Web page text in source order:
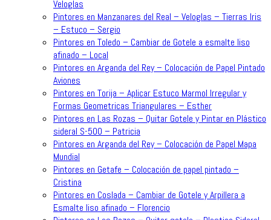
Veloglas
Pintores en Manzanares del Real – Veloglas – Tierras Iris
– Estuco – Sergio
Pintores en Toledo – Cambiar de Gotele a esmalte liso
afinado – Local
Pintores en Arganda del Rey – Colocación de Papel Pintado
Aviones
Pintores en Torija – Aplicar Estuco Marmol Irregular y
Formas Geometricas Triangulares – Esther
Pintores en Las Rozas – Quitar Gotele y Pintar en Plástico
sideral S-500 – Patricia
Pintores en Arganda del Rey – Colocación de Papel Mapa
Mundial
Pintores en Getafe – Colocación de papel pintado –
Cristina
Pintores en Coslada – Cambiar de Gotele y Arpillera a
Esmalte liso afinado – Florencio